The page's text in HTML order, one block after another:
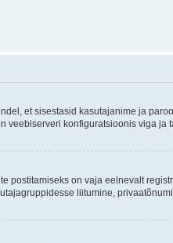
et sisestasid kasutajanime ja
veebiserveri konfiguratsioonis viga ja
postitamiseks on vaja eelnevalt
liitumine,